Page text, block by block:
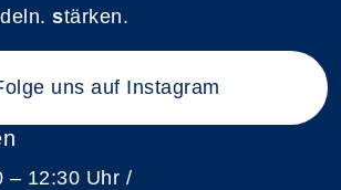
stärken.
uns auf Instagram
– 12:30 Uhr /